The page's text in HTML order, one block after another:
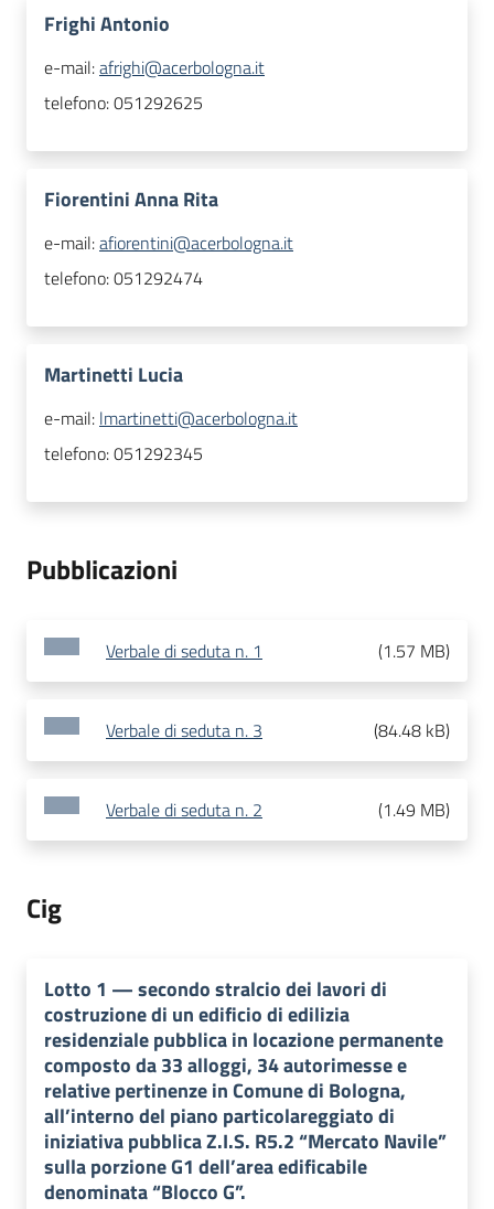
Frighi Antonio
e-mail:afrighi@acerbologna.it
telefono:051292625
Fiorentini Anna Rita
e-mail:afiorentini@acerbologna.it
telefono:051292474
Martinetti Lucia
e-mail: lmartinetti@acerbologna.it
telefono:051292345
Pubblicazioni
Verbale di seduta n. 1 (1.57 MB)
Verbale di seduta n. 3 (84.48 kB)
Verbale di seduta n. 2 (1.49 MB)
Cig
Lotto 1 —secondo stralcio dei lavori di
costruzione di un edificio di edilizia
residenziale pubblica in locazione permanente
composto da 33 alloggi, 34 autorimesse e
relative pertinenze in Comune di Bologna,
all’interno del piano particolareggiato di
iniziativa pubblica Z.I.S. R5.2 “Mercato Navile”
sulla porzione G1 dell’area edificabile
denominata “Blocco G”.